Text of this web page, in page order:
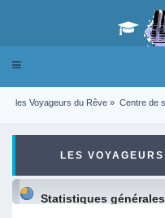
Toggle
les Voyageurs du Rêve » Centre de
LES
Statistiques générales